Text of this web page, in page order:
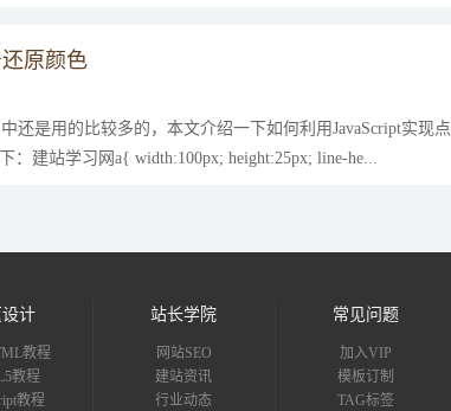
原颜色
还是用的比较多的，本文介绍一下如何利用JavaScript实现点
建站学习网a{ width:100px; height:25px; line-he...
设计
教程
教程
教程
站长学院
网站SEO
建站资讯
行业动态
常见问题
加入VIP
模板订制
TAG标签